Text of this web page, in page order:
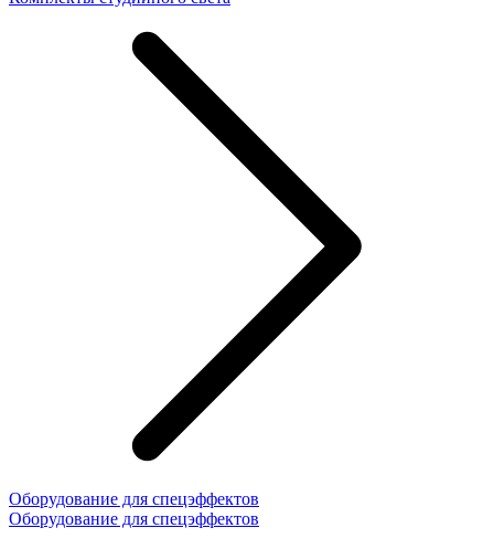
Оборудование для спецэффектов
Оборудование для спецэффектов